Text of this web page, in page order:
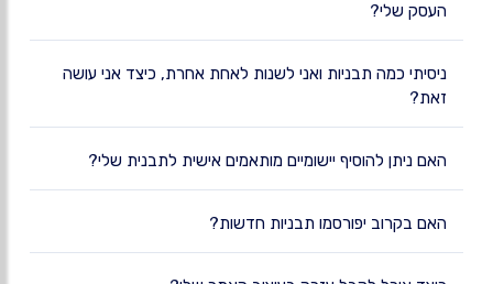
העסק שלי?
ניסיתי כמה תבניות ואני לשנות לאחת אחרת, כיצד אני עושה
זאת?
האם ניתן להוסיף יישומיים מותאמים אישית לתבנית שלי?
האם בקרוב יפורסמו תבניות חדשות?